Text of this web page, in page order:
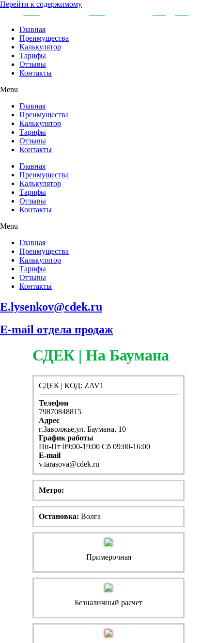
Перейти к содержимому
Главная
Преимущества
Калькулятор
Тарифы
Отзывы
Контакты
Menu
Главная
Преимущества
Калькулятор
Тарифы
Отзывы
Контакты
Главная
Преимущества
Калькулятор
Тарифы
Отзывы
Контакты
Menu
Главная
Преимущества
Калькулятор
Тарифы
Отзывы
Контакты
E.lysenkov@cdek.ru
E-mail отдела продаж
СДЕК | На Баумана
СДЕК | КОД: ZAV1
Телефон
79870848815
Адрес
г.Заволжье,ул. Баумана, 10
График работы
Пн-Пт 09:00-19:00 Сб 09:00-16:00
E-mail
v.tarasova@cdek.ru
Метро:
Остановка: Волга
Примерочная
Безналичный расчет